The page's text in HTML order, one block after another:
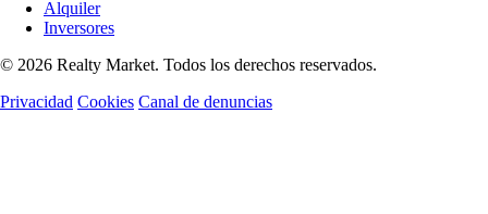
Alquiler
Inversores
© 2026 Realty Market. Todos los derechos reservados.
Privacidad Cookies Canal de denuncias